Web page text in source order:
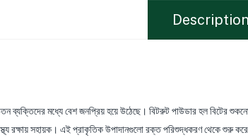
Description
মধ্যে বেশ জনপ্রিয় হয়ে উঠেছে। বিটরুট পাউডার হল বিটের শুকনো
রক্ষায় সহায়ক। এই প্রাকৃতিক উপাদানগুলো রক্ত পরিশুদ্ধকরণ থেকে শুরু